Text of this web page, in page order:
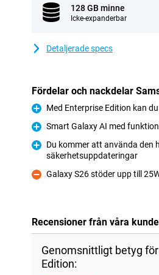
128 GB minne
Icke-expanderbar
Detaljerade specs
Fördelar och nackdelar
Fördelar
Med Enterprise Edition kan
Fördelar
Smart Galaxy AI med
Fördelar
Du kommer att använda den
säkerhetsuppdateringar
Nackdelar
Galaxy S26 stöder upp till
Recensioner från våra
Genomsnittligt betyg
Edition: